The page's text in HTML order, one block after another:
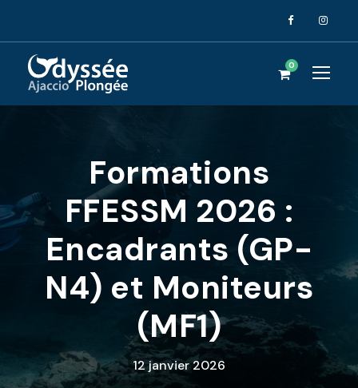
0
Formations
FFESSM 2026 :
Encadrants (GP-
N4) et Moniteurs
(MF1)
12 janvier 2026